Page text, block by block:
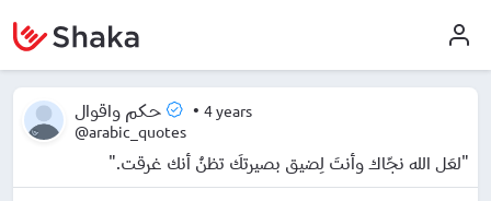
حكم واقوال • 4 years
@arabic_quotes
"لعَل الله نجّاك وأنتَ لِضيق بصيرتكَ تظنُ أنك غرقت."